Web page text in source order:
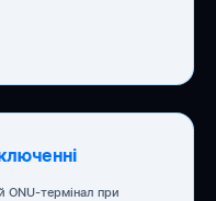
ONU-термінал при